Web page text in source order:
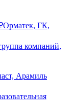
Орматек, ГК,
компаний,
Арамиль